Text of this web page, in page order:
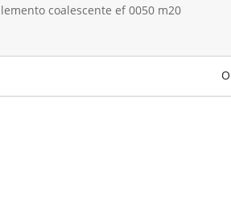
coalescente ef 0050 m20